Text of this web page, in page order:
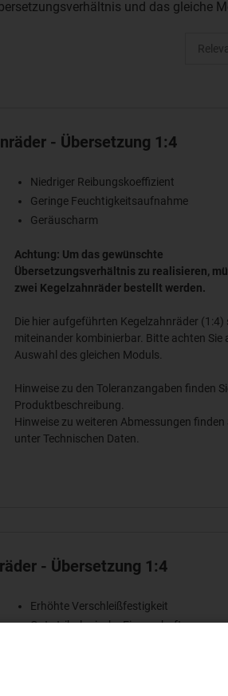
und das gleiche
- Übersetzung 1:4
Niedriger Reibungskoeffizient
Geringe Feuchtigkeitsaufnahme
Geräuscharm
Achtung: Um das gewünschte
Übersetzungsverhältnis zu realisieren,
zwei Kegelzahnräder bestellt werden.
Die hier aufgeführten Kegelzahnräder (1:4)
miteinander kombinierbar. Bitte achten Sie
Auswahl des gleichen Moduls.
Hinweise zu den Toleranzangaben finden
Produktbeschreibung.
Hinweise zu weiteren Abmessungen finden
unter Technischen Daten.
- Übersetzung 1:4
Erhöhte Verschleißfestigkeit
Gute tribologische Eigenschaften